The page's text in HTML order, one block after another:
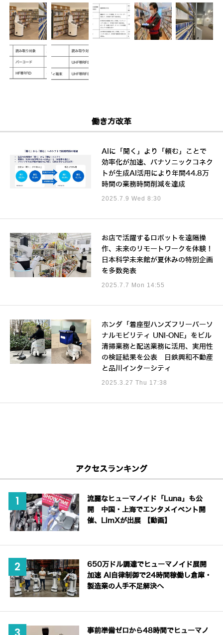
働き方改革
AIに「聞く」より「頼む」ことで
効率化が加速、パナソニックコネク
トが生成AI活用により年間44.8万
時間の業務時間削減を達成
2025.7.9 Wed 8:30
お店で活躍するロボットを遠隔操
作、未来のリモートワークを体験！
日本科学未来館が夏休みの特別企画
を多数発表
2025.7.7 Mon 14:55
ホンダ「着座型ハンズフリーパーソ
ナルモビリティ UNI-ONE」をビル
清掃業務と配送業務に活用、実用性
の検証結果を公表 日鉄興和不動産
と品川インターシティ
2025.3.27 Thu 17:38
アクセスランキング
流麗なヒューマノイド「Luna」も公
開 中国・上海でエンタメイベント開
催、LimXが出展 【動画】
650万ドル調達でヒューマノイド展開
加速 AI自律制御で24時間稼働し倉庫・
製造業の人手不足解決へ
事前準備ゼロから48時間でヒューマノ